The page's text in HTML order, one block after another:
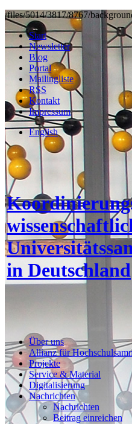
/files/5014/3817/8767/
Start
Newsletter
Blog
Portal
Mailingliste
RSS
Kontakt
Impressum
English
in Deutschland
Über uns
Allianz für
Projekte
Service & Material
Digitalisierung
Nachrichten
Nachrichten
Beitrag einreichen